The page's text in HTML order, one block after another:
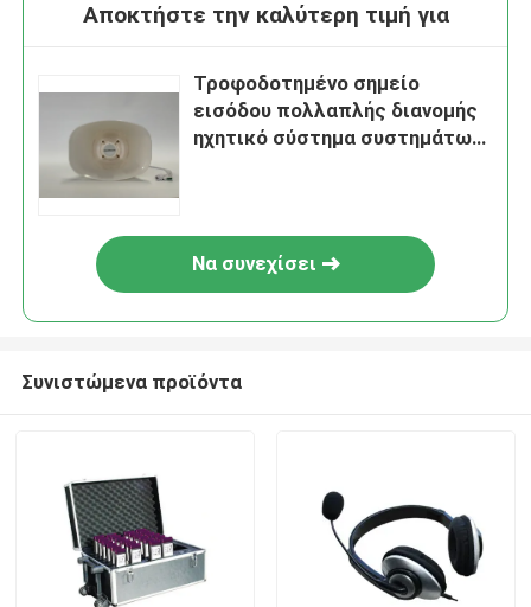
Αποκτήστε την καλύτερη τιμή για
Τροφοδοτημένο σημείο
εισόδου πολλαπλής διανομής
ηχητικό σύστημα συστημάτων
Να συνεχίσει
Συνιστώμενα προϊόντα